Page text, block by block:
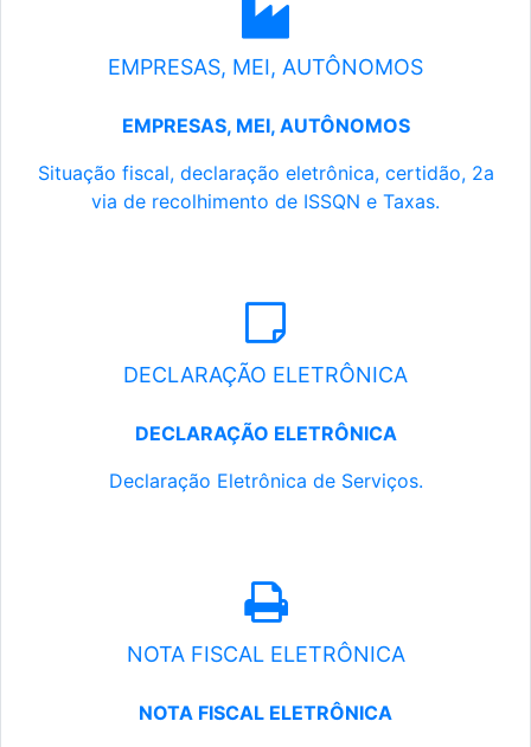
EMPRESAS, MEI, AUTÔNOMOS
EMPRESAS, MEI, AUTÔNOMOS
Situação fiscal, declaração eletrônica, certidão, 2a
via de recolhimento de ISSQN e Taxas.
DECLARAÇÃO ELETRÔNICA
DECLARAÇÃO ELETRÔNICA
Declaração Eletrônica de Serviços.
NOTA FISCAL ELETRÔNICA
NOTA FISCAL ELETRÔNICA